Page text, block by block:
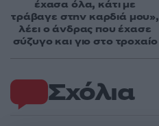
Σχόλια
έχασα όλα, κάτι με
τράβαγε στην καρδιά μου»,
λέει ο άνδρας που έχασε
σύζυγο και γιο στο τροχαίο